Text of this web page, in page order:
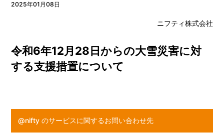
2025年01月08日
ニフティ株式会社
令和6年12月28日からの大雪災害に対
する支援措置について
@nifty のサービスに関するお問い合わせ先